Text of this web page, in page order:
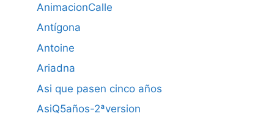
AnimacionCalle
Antígona
Antoine
Ariadna
Asi que pasen cinco años
AsiQ5años-2ªversion